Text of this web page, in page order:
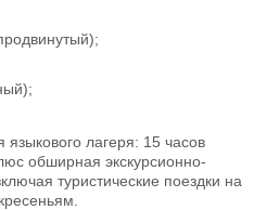
лагеря: 15 часов
обширная экскурсионно-
туристические поездки на